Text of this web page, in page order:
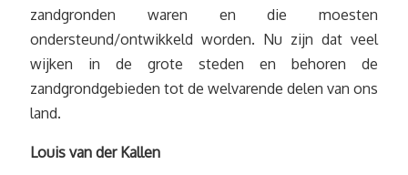
zandgronden waren en die moesten
ondersteund/ontwikkeld worden. Nu zijn dat veel
wijken in de grote steden en behoren de
zandgrondgebieden tot de welvarende delen van ons
land.
Louis van der Kallen